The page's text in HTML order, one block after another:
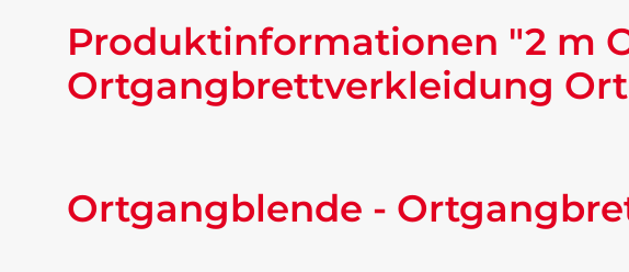
Produktinformationen "2 m
Ortgangbrettverkleidung
Ortgangblende -